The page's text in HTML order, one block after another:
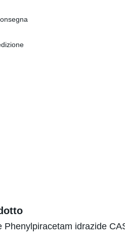
Phenylpiracetam idrazide